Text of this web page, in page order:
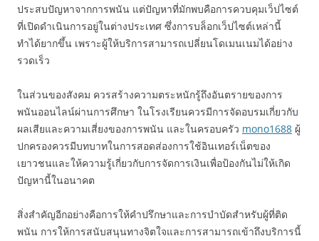
ประสบปัญหาจากการพนัน แต่ปัญหาที่มักพบคือการควบคุมเว็ปไซต์
ที่เปิดดำเนินการอยู่ในต่างประเทศ ซึ่งการบล็อกเว็ปไซต์เหล่านี้
ทำได้ยากขึ้น เพราะผู้ให้บริการสามารถเปลี่ยนโดเมนเนมได้อย่าง
รวดเร็ว
ในส่วนของสังคม ควรสร้างความตระหนักรู้ถึงอันตรายของการ
พนันออนไลน์ผ่านการศึกษา ในโรงเรียนควรมีการจัดอบรมเกี่ยวกับ
ผลเสียและความเสี่ยงของการพนัน และในครอบครัว mono1688 ผู้
ปกครองควรมีบทบาทในการสอดส่องการใช้อินเทอร์เน็ตของ
เยาวชนและให้ความรู้เกี่ยวกับการจัดการเงินเพื่อป้องกันไม่ให้เกิด
ปัญหานี้ในอนาคต
สิ่งสำคัญอีกอย่างคือการให้คำปรึกษาและการบำบัดสำหรับผู้ที่ติด
พนัน การให้การสนับสนุนทางจิตใจและการสามารถเข้าถึงบริการนี้